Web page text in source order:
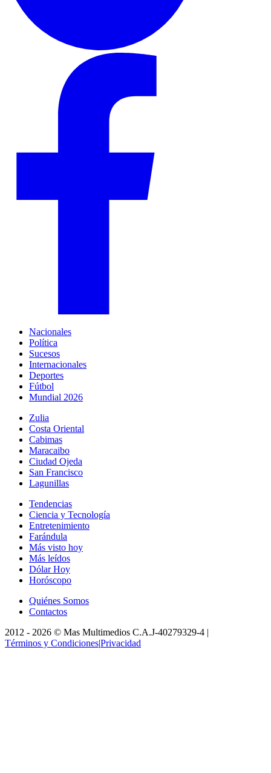
Nacionales
Política
Sucesos
Internacionales
Deportes
Fútbol
Mundial 2026
Zulia
Costa Oriental
Cabimas
Maracaibo
Ciudad Ojeda
San Francisco
Lagunillas
Tendencias
Ciencia y Tecnología
Entretenimiento
Farándula
Más visto hoy
Más leídos
Dólar Hoy
Horóscopo
Quiénes Somos
Contactos
2012 - 2026 © Mas Multimedios C.A.J-40279329-4 |
Términos y Condiciones|Privacidad